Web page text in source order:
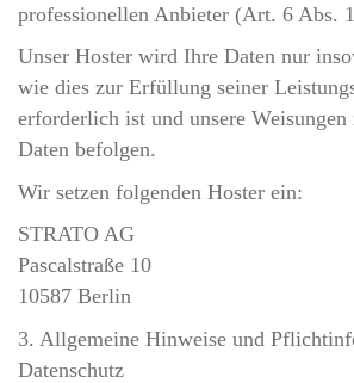
professionellen Anbieter (Art. 6 Abs.
Unser Hoster wird Ihre Daten nur
wie dies zur Erfüllung seiner
erforderlich ist und unsere
Daten befolgen.
Wir setzen folgenden Hoster ein:
STRATO AG
Pascalstraße 10
10587 Berlin
3. Allgemeine Hinweise und
Datenschutz